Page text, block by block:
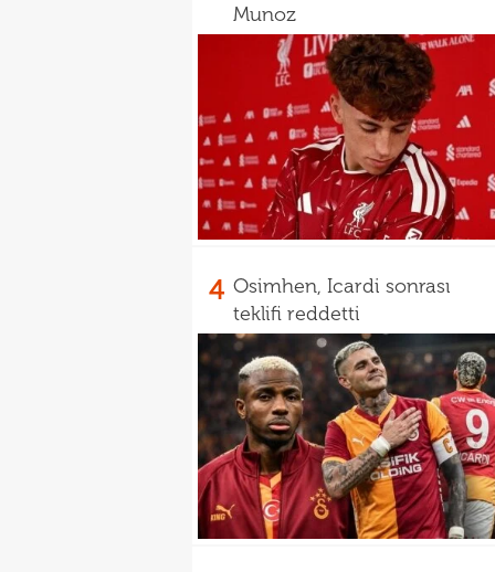
Munoz
4 Osimhen, Icardi sonrası
teklifi reddetti